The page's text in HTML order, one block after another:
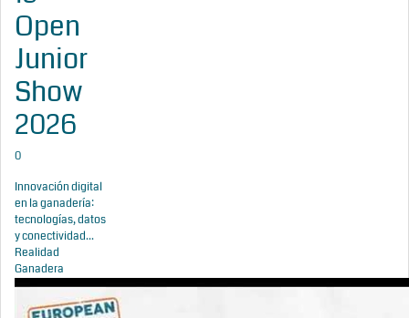
Open
Junior
Show
2026
0
Innovación digital
en la ganadería:
tecnologías, datos
y conectividad...
Realidad
Ganadera